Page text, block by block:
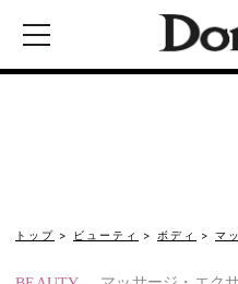
トップ ビューティ ボディ マ